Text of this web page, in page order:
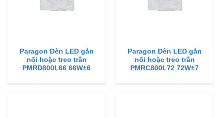
Paragon Đèn LED gắn
nổi hoặc treo trần
PMRD800L66 66W±6
Paragon Đèn LED gắn
nổi hoặc treo trần
PMRC800L72 72W±7